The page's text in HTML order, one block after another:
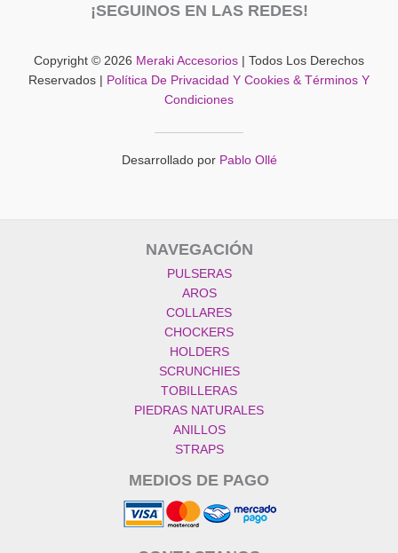
¡SEGUINOS EN LAS REDES!
Copyright © 2026 Meraki Accesorios | Todos Los Derechos
Reservados |
Política De Privacidad Y Cookies & Términos Y
Condiciones
Desarrollado por Pablo Ollé
NAVEGACIÓN
PULSERAS
AROS
COLLARES
CHOCKERS
HOLDERS
SCRUNCHIES
TOBILLERAS
PIEDRAS NATURALES
ANILLOS
STRAPS
MEDIOS DE PAGO